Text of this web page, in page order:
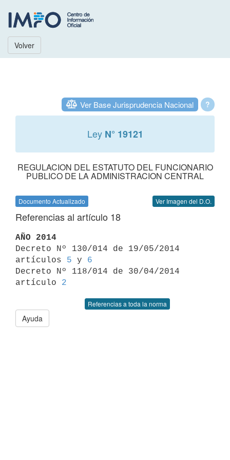
Volver
?
Ver Base Jurisprudencia Nacional
Ley N° 19121
REGULACION DEL ESTATUTO DEL FUNCIONARIO
PUBLICO DE LA ADMINISTRACION CENTRAL
Documento Actualizado Ver Imagen del D.O.
Referencias al artículo 18
AÑO 2014
Decreto Nº 130/014 de 19/05/2014
artículos 5 y 6
Decreto Nº 118/014 de 30/04/2014
artículo 2
Referencias a toda la norma
Ayuda